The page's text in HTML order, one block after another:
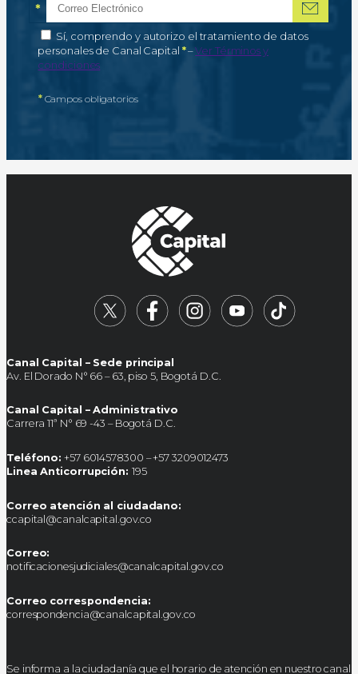
Correo electrónico
*Campo obligatorio
Autorización de tratamiento de datos personales
Sí, comprendo y autorizo el tratamiento de datos
personales de Canal Capital *–Campo obligatorio
Ver Términos y
condiciones
*Campos obligatorios
Canal Capital – Sede principal
Av. El Dorado N° 66 – 63, piso 5, Bogotá D.C.
Canal Capital – Administrativo
Carrera 11ª N° 69 -43 – Bogotá D.C.
Teléfono: +57 6014578300 – +57 3209012473
Linea Anticorrupción: 195
Correo atención al ciudadano:
ccapital@canalcapital.gov.co
Correo:
notificacionesjudiciales@canalcapital.gov.co
Correo correspondencia:
correspondencia@canalcapital.gov.co
Se informa a la ciudadanía que el horario de atención en nuestro canal